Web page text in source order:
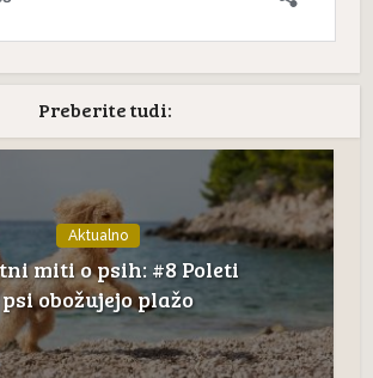
Preberite tudi:
Aktualno
miti o psih: #8 Poleti
psi obožujejo plažo